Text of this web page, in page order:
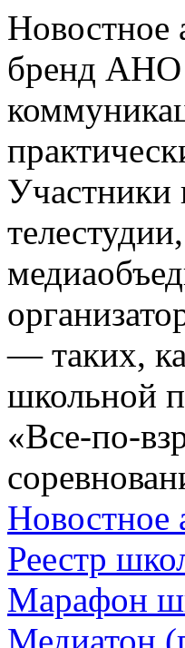
Новостное
бренд АНО
— таких,
школьной
«Все-по-
Новостное
Реестр
Марафон